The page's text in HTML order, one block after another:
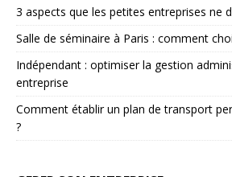
3 aspects que les petites entreprises ne
Salle de séminaire à Paris : comment
Indépendant : optimiser la gestion
entreprise
Comment établir un plan de transport
?